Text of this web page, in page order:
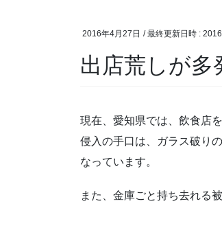
2016年4月27日 / 最終更新日時 :
出店荒しが多
現在、愛知県では、飲食店
侵入の手口は、ガラス破り
なっています。
また、金庫ごと持ち去れる